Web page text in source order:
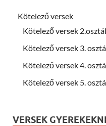
Kötelező versek
Kötelező versek
Kötelező versek 3.
Kötelező versek 4.
Kötelező versek 5.
VERSEK